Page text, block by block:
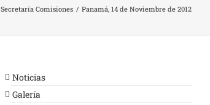
Secretaría Comisiones / Panamá, 14 de Noviembre de 2012
Noticias
Galería